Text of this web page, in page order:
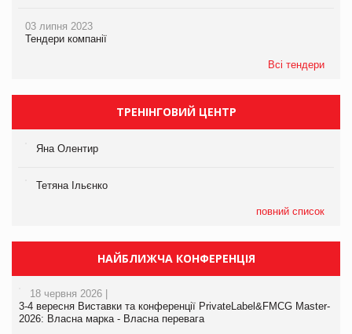
03 липня 2023
Тендери компанії
Всі тендери
ТРЕНІНГОВИЙ ЦЕНТР
Яна Олентир
Тетяна Ільєнко
повний список
НАЙБЛИЖЧА КОНФЕРЕНЦІЯ
18 червня 2026 |
3-4 вересня Виставки та конференції PrivateLabel&FMCG Master-
2026: Власна марка - Власна перевага